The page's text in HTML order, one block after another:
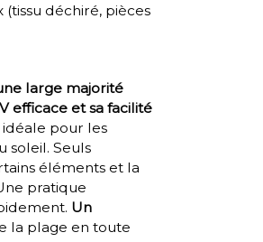
déchiré, pièces
large majorité
efficace et sa facilité
pour les
soleil. Seuls
éléments et la
pratique
Un
la plage en toute